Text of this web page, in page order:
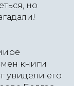
но
книги
увидели его